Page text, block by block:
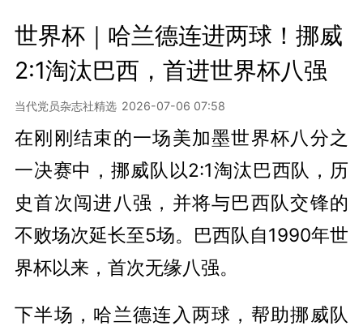
世界杯｜哈兰德连进两球！挪威
2:1淘汰巴西，首进世界杯八强
当代党员杂志社精选 2026-07-06 07:58
在刚刚结束的一场美加墨世界杯八分之
一决赛中，挪威队以2:1淘汰巴西队，历
史首次闯进八强，并将与巴西队交锋的
不败场次延长至5场。巴西队自1990年世
界杯以来，首次无缘八强。
下半场，哈兰德连入两球，帮助挪威队